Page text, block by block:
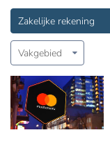
Zakelijke rekening
Vakgebied